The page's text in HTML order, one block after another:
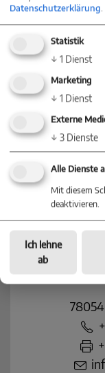
Nehmen
Datenschutzerklärung.
Statistik
↓ 1 Dienst
Marketing
↓ 1 Dienst
Externe
↓ 3 Dienste
Alle Dienste
Mit diesem
deaktivieren.
Ich lehne
ab